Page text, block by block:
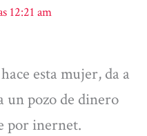
12:21 am
esta mujer, da a
un pozo de dinero
por inernet.